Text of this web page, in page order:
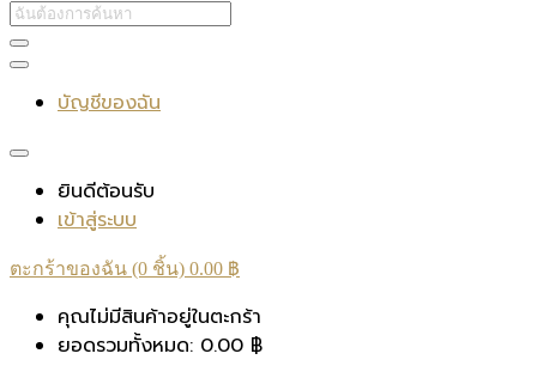
บัญชีของฉัน
ยินดีต้อนรับ
เข้าสู่ระบบ
ตะกร้าของฉัน (0 ชิ้น) 0.00 ฿
คุณไม่มีสินค้าอยู่ในตะกร้า
ยอดรวมทั้งหมด: 0.00 ฿